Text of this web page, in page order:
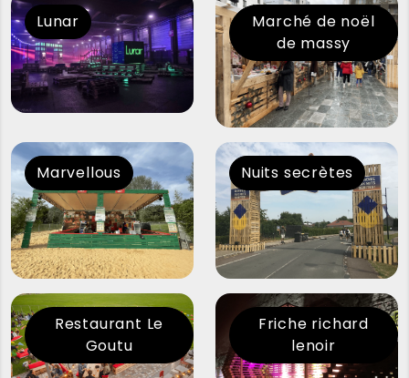
Lunar
Marché de noël
de massy
Marvellous Nuits secrètes
Restaurant Le
Goutu
Friche richard
lenoir